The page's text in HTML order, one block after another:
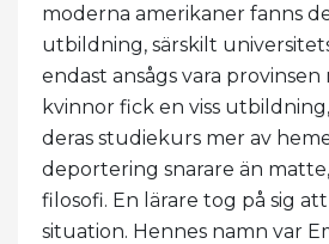
moderna amerikaner fanns
utbildning, särskilt
endast ansågs vara provinsen
kvinnor fick en viss
deras studiekurs mer av
deportering snarare än
filosofi. En lärare tog på sig
situation. Hennes namn var